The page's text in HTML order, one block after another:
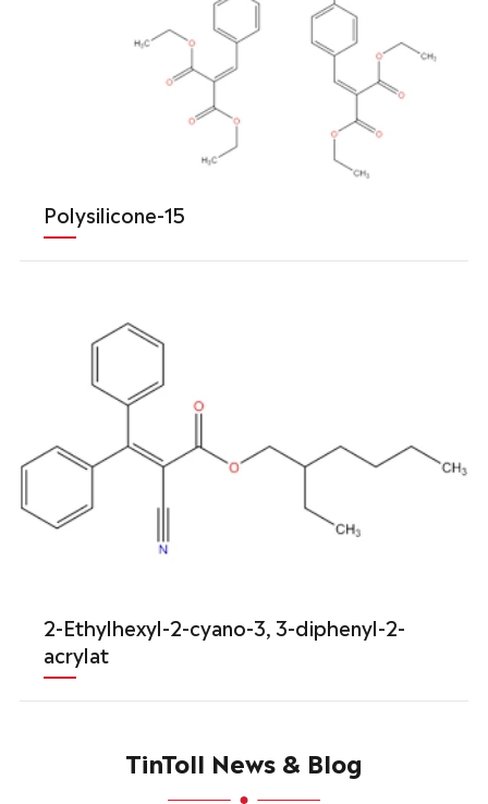
Polysilicone-15
2-Ethylhexyl-2-cyano-3, 3-diphenyl-2-
acrylat
TinToll News & Blog